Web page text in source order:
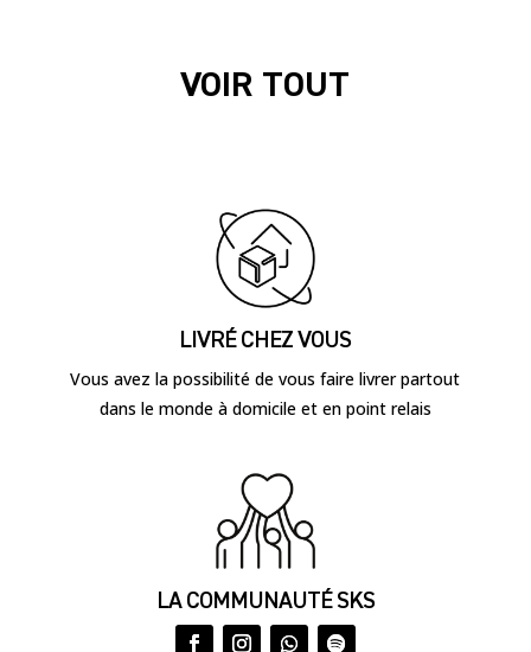
VOIR TOUT
LIVRÉ CHEZ VOUS
Vous avez la possibilité de vous faire livrer partout
dans le monde à domicile et en point relais
LA COMMUNAUTÉ SKS